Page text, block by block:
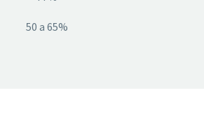
50 a 65%